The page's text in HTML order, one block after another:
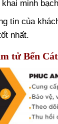
minh
tin của
nhất.
tử Bến